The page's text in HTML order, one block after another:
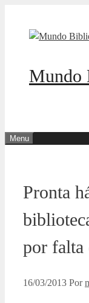
Mundo
Menu
Pronta
por falta
16/03/2013 Por